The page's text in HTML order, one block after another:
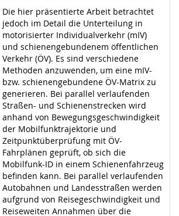
Die hier präsentierte Arbeit betrachtet
jedoch im Detail die Unterteilung in
motorisierter Individualverkehr (mIV)
und schienengebundenem öffentlichen
Verkehr (ÖV). Es sind verschiedene
Methoden anzuwenden, um eine mIV-
bzw. schienengebundene ÖV-Matrix zu
generieren. Bei parallel verlaufenden
Straßen- und Schienenstrecken wird
anhand von Bewegungsgeschwindigkeit
der Mobilfunktrajektorie und
Zeitpunktüberprüfung mit ÖV-
Fahrplänen geprüft, ob sich die
Mobilfunk-ID in einem Schienenfahrzeug
befinden kann. Bei parallel verlaufenden
Autobahnen und Landesstraßen werden
aufgrund von Reisegeschwindigkeit und
Reiseweiten Annahmen über die